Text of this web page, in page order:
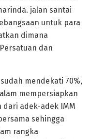
jalan santai
untuk para
dimana
dan
mendekati 70%,
mempersiapkan
adek-adek IMM
sehingga
rangka